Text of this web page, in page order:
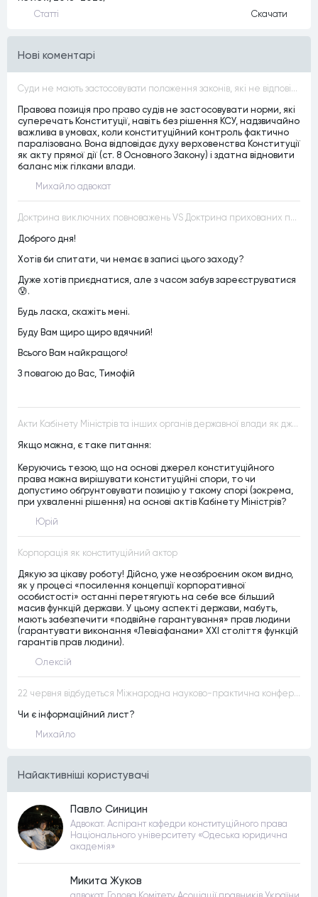
Статтi Скачати
Нові коментарі
Суди не мають застосовувати положення законів, які не відповідають Конституції, незалежно від того, чи визнавалися вони Конституційним Судом України неконституційними, тобто закони, що суперечать Конституції України не можуть застосовуватися навіть у випадках, коли вони є чинними
Правова позиція про право судів не застосовувати норми, які
суперечать Конституції, навіть без рішення КСУ, надзвичайно
важлива в умовах, коли конституційний контроль фактично
паралізовано. Вона відповідає духу верховенства Конституції
як акту прямої дії (ст. 8 Основного Закону) і здатна відновити
баланс між гілками влади.
Михайло адвокат
Доктрина виключних повноважень VS Доктрина прихованих повноважень
Доброго дня!
Хотів би спитати, чи немає в записі цього заходу?
Дуже хотів приєднатися, але з часом забув зареєструватися
😰.
Будь ласка, скажіть мені.
Буду Вам щиро щиро вдячний!
Всього Вам найкращого!
З повагою до Вас, Тимофій
Акти Кабінету Міністрів та інших органів державної влади як джерела конституційного права
Якщо можна, є таке питання:
Керуючись тезою, що на основі джерел конституційного
права можна вирішувати конституційні спори, то чи
допустимо обґрунтовувати позицію у такому спорі (зокрема,
при ухваленні рішення) на основі актів Кабінету Міністрів?
Юрій
Корпорація як конституційний актор
Дякую за цікаву роботу! Дійсно, уже неозброєним оком видно,
як у процесі «посилення концепції корпоративної
особистості» останні перетягують на себе все більший
масив функцій держави. У цьому аспекті держави, мабуть,
мають забезпечити «подвійне гарантування» прав людини
(гарантувати виконання «Левіафанами» ХХІ століття функцій
гарантів прав людини).
Олексій
22 червня відбудеться Міжнародна науково-практична конференція “Конституційна демократія в умовах загроз територіальній цілісності та національній безпеці”
Чи є інформаційний лист?
Михайло
Найактивнiшi користувачi
Павло Синицин
Адвокат. Аспірант кафедри конституційного права
Національного університету «Одеська юридична
академія»
Микита Жуков